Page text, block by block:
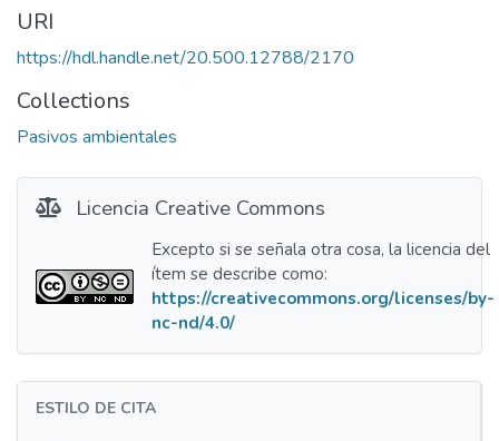
URI
https://hdl.handle.net/20.500.12788/2170
Collections
Pasivos ambientales
Licencia Creative Commons
Excepto si se señala otra cosa, la licencia del
ítem se describe como:
https://creativecommons.org/licenses/by-
nc-nd/4.0/
ESTILO DE CITA